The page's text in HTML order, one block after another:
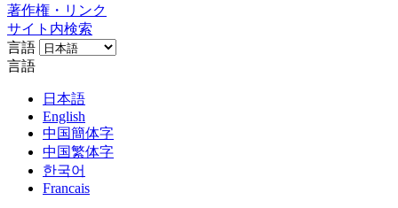
著作権・リンク
サイト内検索
言語
言語
日本語
English
中国簡体字
中国繁体字
한국어
Francais